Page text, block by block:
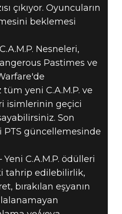
çıkıyor. Oyuncuların
beklemesi
Nesneleri,
Pastimes ve
yeni C.A.M.P. ve
isimlerinin geçici
Son
PTS güncellemesinde
C.A.M.P. ödülleri
tahrip edilebilirlik,
bırakılan eşyanın